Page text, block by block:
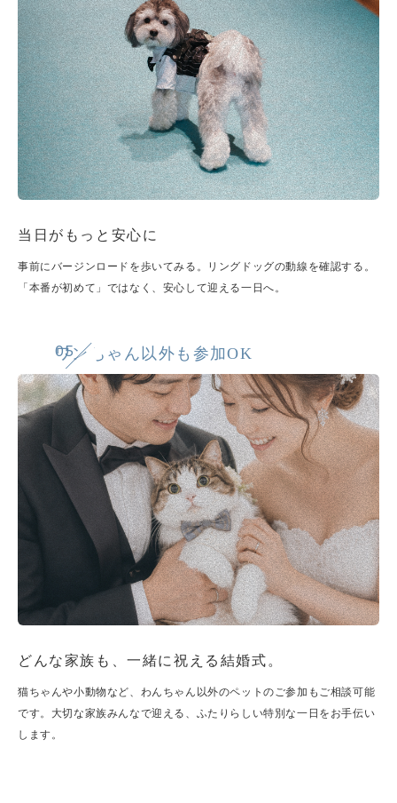
当日がもっと安心に
事前にバージンロードを歩いてみる。リングドッグの動線を確認する。
「本番が初めて」ではなく、安心して迎える一日へ。
05
ワンちゃん以外も参加OK
どんな家族も、一緒に祝える結婚式。
猫ちゃんや小動物など、わんちゃん以外のペットのご参加もご相談可能
です。大切な家族みんなで迎える、ふたりらしい特別な一日をお手伝い
します。